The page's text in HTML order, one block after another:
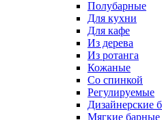
Полубарные
Для кухни
Для кафе
Из дерева
Из ротанга
Кожаные
Со спинкой
Регулируемые
Дизайнерские
Мягкие барные